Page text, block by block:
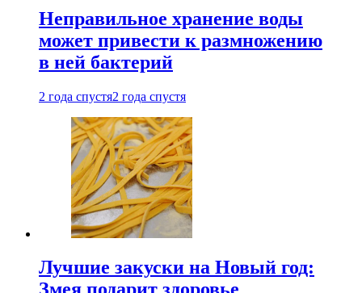
Неправильное хранение воды
может привести к размножению
в ней бактерий
2 года спустя2 года спустя
Лучшие закуски на Новый год: